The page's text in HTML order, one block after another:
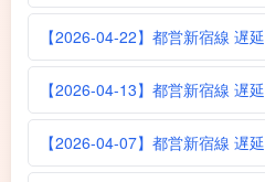
【2026-04-22】都営新宿線 遅延
【2026-04-13】都営新宿線 遅延
【2026-04-07】都営新宿線 遅延